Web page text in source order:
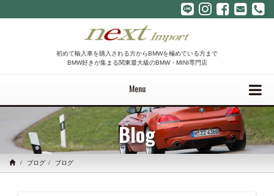
初めて輸入車を購入される方からBMWを極めている方まで
BMW好きが集まる関東最大級のBMW・MINI専門店
Menu
Blog
ブログ ブログ